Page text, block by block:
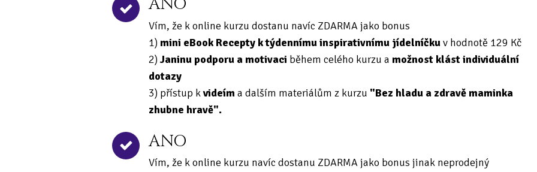
ANO
Vím, že k online kurzu dostanu navíc ZDARMA jako bonus
1) mini eBook Recepty k týdennímu inspirativnímu jídelníčkuv hodnotě 129 Kč
2) Janinu podporu a motivaci během celého kurzu a možnost klást individuální
dotazy
3) přístup kvideíma dalším materiálům z kurzu "Bez hladu a zdravě maminka
zhubne hravě".
ANO
Vím, že k online kurzu navíc dostanu ZDARMA jako bonus jinak neprodejný